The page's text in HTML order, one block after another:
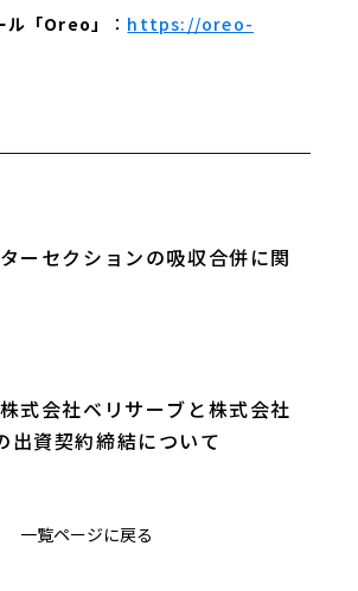
「Oreo」 ： https://oreo-
ーセクションの吸収合併に関
式会社ベリサーブと株式会社
資契約締結について
一覧ページに戻る